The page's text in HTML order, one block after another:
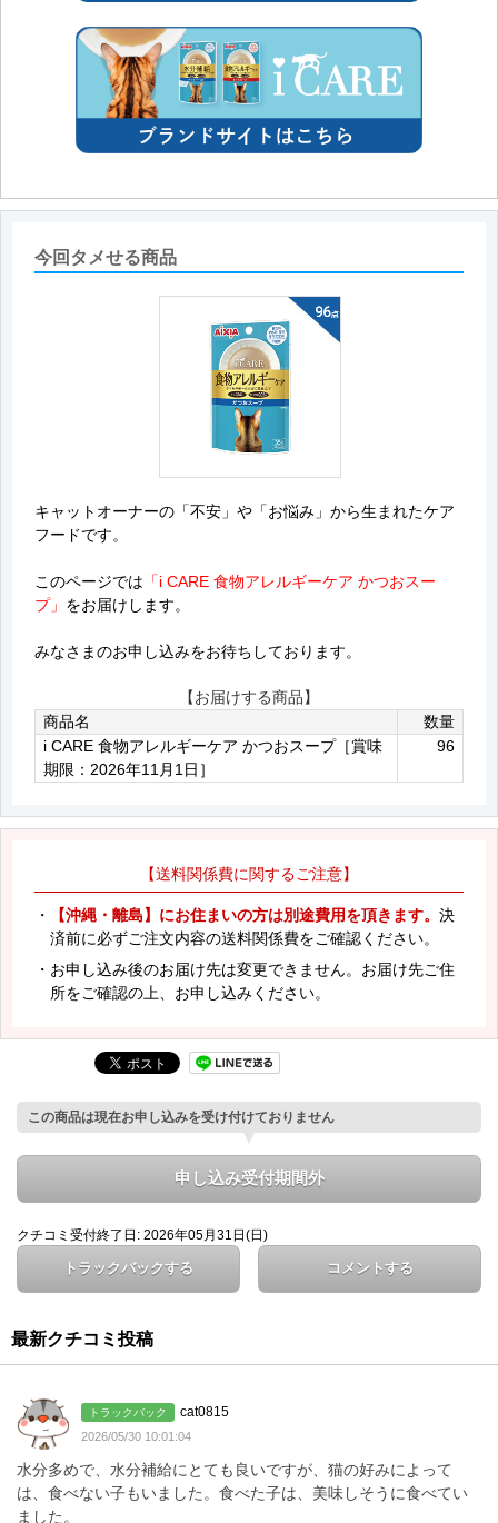
今回タメせる商品
キャットオーナーの「不安」や「お悩み」から生まれたケア
フードです。
このページでは 「i CARE 食物アレルギーケア かつおスー
プ」 をお届けします。
みなさまのお申し込みをお待ちしております。
【お届けする商品】
商品名
数量
i CARE 食物アレルギーケア かつおスープ［賞味
期限：2026年11月1日］
96
【送料関係費に関するご注意】
・ 【沖縄・離島】にお住まいの方は別途費用を頂きます。 決
済前に必ずご注文内容の送料関係費をご確認ください。
・お申し込み後のお届け先は変更できません。お届け先ご住
所をご確認の上、お申し込みください。
この商品は現在お申し込みを受け付けておりません
申し込み受付期間外
クチコミ受付終了日: 2026年05月31日(日)
トラックバックする コメントする
最新クチコミ投稿
トラックバック cat0815
2026/05/30 10:01:04
水分多めで、水分補給にとても良いですが、猫の好みによって
は、食べない子もいました。食べた子は、美味しそうに食べてい
ました。